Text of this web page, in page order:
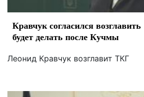
Кравчук согласился
будет делать после Кучмы
Леонид Кравчук возглавит ТКГ